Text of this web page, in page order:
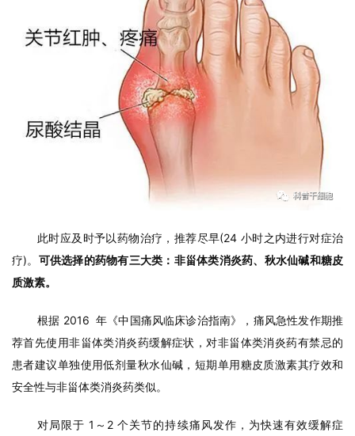
资
讯
此时应及时予以药物治疗，推荐尽早(24 小时之内进行对症治
疗)。 可供选择的药物有三大类：非甾体类消炎药、秋水仙碱和糖皮
质激素。
根据 2016 年《中国痛风临床诊治指南》，痛风急性发作期推
荐首先使用非甾体类消炎药缓解症状，对非甾体类消炎药有禁忌的
患者建议单独使用低剂量秋水仙碱，短期单用糖皮质激素其疗效和
安全性与非甾体类消炎药类似。
对局限于 1～2 个关节的持续痛风发作，为快速有效缓解症